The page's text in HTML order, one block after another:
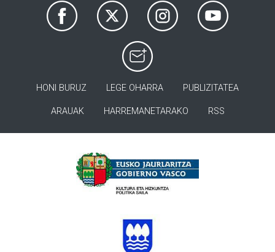
HONI BURUZ LEGE OHARRA PUBLIZITATEA
ARAUAK HARREMANETARAKO RSS